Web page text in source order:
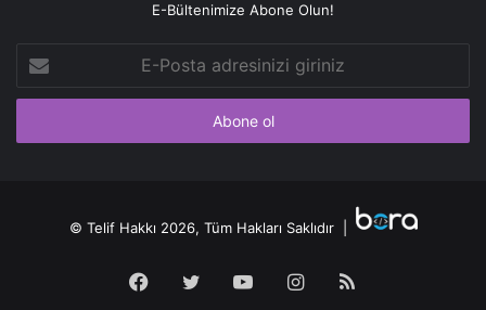
E-Bültenimize Abone Olun!
Posta
adresinizi
© Telif Hakkı 2026, Tüm Hakları Saklıdır |
Facebook
TwitterYouTubeInstagram
RSS